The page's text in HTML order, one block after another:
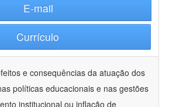
E-mail
Currículo
e consequências da atuação dos
políticas educacionais e nas gestões
institucional ou inflação de